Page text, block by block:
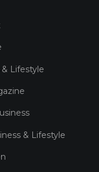
Lifestyle
& Lifestyle